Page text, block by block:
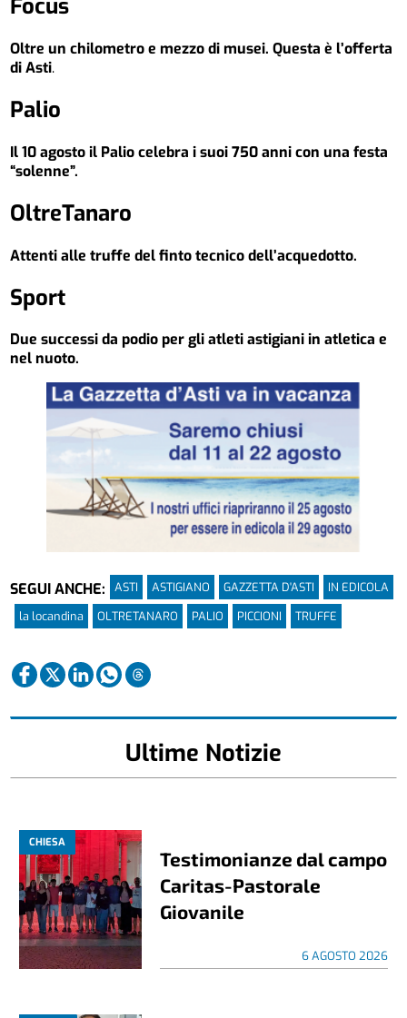
Focus
Oltre un chilometro e mezzo di musei. Questa è l’offerta
di Asti.
Palio
Il 10 agosto il Palio celebra i suoi 750 anni con una festa
“solenne”.
OltreTanaro
Attenti alle truffe del finto tecnico dell’acquedotto.
Sport
Due successi da podio per gli atleti astigiani in atletica e
nel nuoto.
SEGUI ANCHE: ASTI ASTIGIANO GAZZETTA D'ASTI
IN EDICOLA
la locandina
OLTRETANARO PALIO PICCIONI TRUFFE
Ultime Notizie
CHIESA
Testimonianze dal campo
Caritas-Pastorale
Giovanile
6 AGOSTO 2026